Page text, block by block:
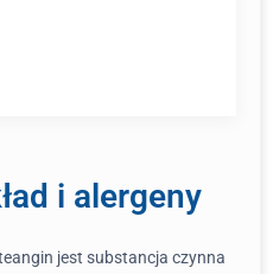
i alergeny
jest substancja czynna